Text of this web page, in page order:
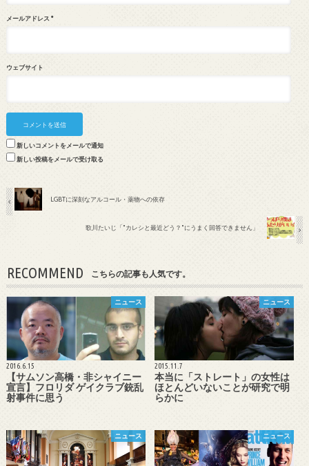
メールアドレス *
ウェブサイト
新しいコメントをメールで通知
新しい投稿をメールで受け取る
LGBTに深刻なアルコール・薬物への依存
歌川たいじ「"カレシと最近どう？"にうまく回答できません」
RECOMMEND こちらの記事も人気です。
ニュース
2016.6.15
【サムソン高橋・非シャイニー
宣言】フロリダ ゲイクラブ銃乱
射事件に思う
ニュース
2015.11.7
本当に「ストレート」の女性は
ほとんどいないことが研究で明
らかに
ニュース ニュース